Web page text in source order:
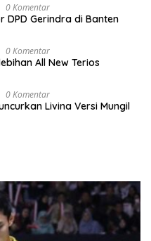
0 Komentar
DPD Gerindra di Banten
0 Komentar
All New Terios
0 Komentar
Livina Versi Mungil